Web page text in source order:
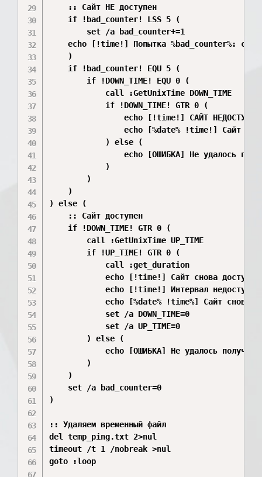
    :: Сайт НЕ доступен
    if !bad_counter! LSS 5 (
	echo [!time!] Попытка %bad_counter%: сайт %SITE_TO_CHECK% недоступен
    )
    if !bad_counter! EQU 5 (
        if !DOWN_TIME! EQU 0 (
            call :GetUnixTime DOWN_TIME
            if !DOWN_TIME! GTR 0 (
echo [!time!] САЙТ
echo [%date% !time!] Сайт
            ) else (
echo [ОШИБКА] Не удалось
            )
        )
    )
) else (
    :: Сайт доступен
    if !DOWN_TIME! GTR 0 (
        call :GetUnixTime UP_TIME
        if !UP_TIME! GTR 0 (
            call :get_duration
echo [!time!] Сайт снова
echo [!time!] Интервал
echo [%date% !time%] Сайт снова
            set /a DOWN_TIME=0
            set /a UP_TIME=0
        ) else (
echo [ОШИБКА] Не удалось
        )
    )
    set /a bad_counter=0
)
:: Удаляем временный файл
del temp_ping.txt 2>nul
timeout /t 1 /nobreak >nul
goto :loop